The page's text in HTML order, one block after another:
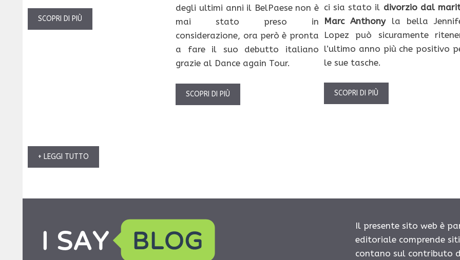
SCOPRI DI PIÙ
degli ultimi anni il BelPaese non è
mai stato preso in
considerazione, ora però è pronta
a fare il suo debutto italiano
grazie al Dance again Tour.
SCOPRI DI PIÙ
ci sia stato il divorzio dal
Marc Anthony la bella
Lopez può sicuramente
l’ultimo anno più che positivo
le sue tasche.
SCOPRI DI PIÙ
+ LEGGI TUTTO
Il presente sito web è
editoriale comprende
contano sul contributo